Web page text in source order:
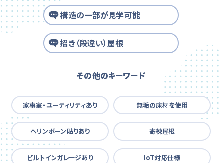
構造の一部が見学可能
招き（段違い）屋根
その他のキーワード
家事室・ユーティリティあり 無垢の床材を使用
ヘリンボーン貼りあり 寄棟屋根
ビルトインガレージあり IoT対応仕様